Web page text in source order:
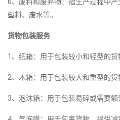
塑料、废水等。
货物包装服务
1、纸箱：用于包装较小和轻型的货
2、木箱：用于包装较大和重型的货
3、泡沫箱：用于包装易碎或需要额